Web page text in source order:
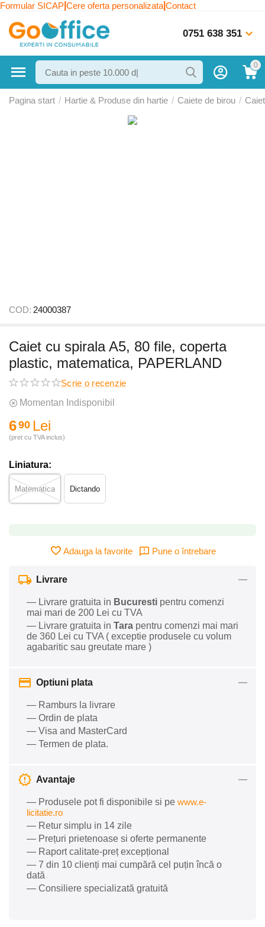
Formular SICAP Cere oferta personalizata Contact
0751 638 351
0
Pagina start / Hartie & Produse din hartie / Caiete de birou /
COD: 24000387
Caiet cu spirala A5, 80 file, coperta
plastic, matematica, PAPERLAND
Scrie o recenzie
Momentan Indisponibil
690 Lei
(pret cu TVA inclus)
Liniatura:
Matematica Dictando
Adauga la favorite Pune o întrebare
Livrare
— Livrare gratuita in Bucuresti pentru comenzi
mai mari de 200 Lei cu TVA
— Livrare gratuita in Tara pentru comenzi mai mari
de 360 Lei cu TVA ( exceptie produsele cu volum
agabaritic sau greutate mare )
Optiuni plata
— Ramburs la livrare
— Ordin de plata
— Visa and MasterCard
— Termen de plata.
Avantaje
— Produsele pot fi disponibile si pe www.e-
licitatie.ro
— Retur simplu in 14 zile
— Prețuri prietenoase si oferte permanente
— Raport calitate-preț excepțional
— 7 din 10 clienți mai cumpără cel puțin încă o
dată
— Consiliere specializată gratuită